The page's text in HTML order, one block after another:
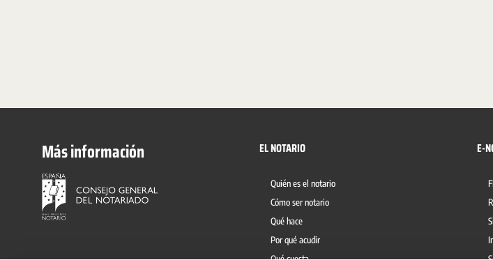
Más información EL NOTARIO
Quién es el notario
Cómo ser notario
Qué hace
Por qué acudir
E-